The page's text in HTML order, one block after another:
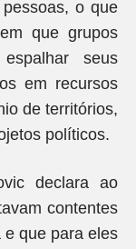
o que
que grupos
seus
em recursos
de territórios,
políticos.
declara ao
contentes
que para eles